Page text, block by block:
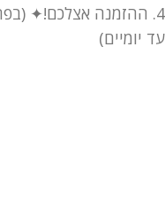
עד יומיים)